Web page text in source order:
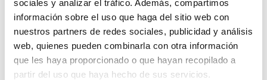
sociales y analizar el tráfico. Además, compartimos
información sobre el uso que haga del sitio web con
nuestros partners de redes sociales, publicidad y análisis
web, quienes pueden combinarla con otra información
que les haya proporcionado o que hayan recopilado a
partir del uso que haya hecho de sus servicios.